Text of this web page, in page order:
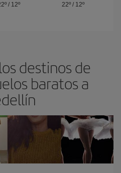
/ 12º
22º / 12º
destinos de
baratos a